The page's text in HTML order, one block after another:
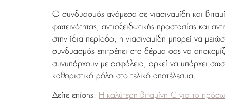
Ο συνδυασμός ανάμεσα σε νιασιναμίδη και
φωτεινότητας, αντιοξειδωτικής προστασίας και
στην ίδια περίοδο, η νιασιναμίδη μπορεί να
συνδυασμός επιτρέπει στο δέρμα σας να
συνυπάρχουν με ασφάλεια, αρκεί να υπάρχει
καθοριστικό ρόλο στο τελικό αποτέλεσμα.
Δείτε επίσης: Η καλύτερη βιταμίνη C για το